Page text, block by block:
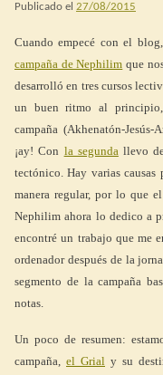
Publicado el 27/08/2015
Cuando empecé con el
campaña de Nephilim que
desarrolló en tres cursos
un buen ritmo al
campaña (Akhenatón-
¡ay! Con la segundallevo
tectónico. Hay varias
manera regular, por lo que
Nephilim ahora lo dedico a
encontré un trabajo que me
ordenador después de la
segmento de la campaña
notas.
Un poco de resumen:
campaña, el Grial y su